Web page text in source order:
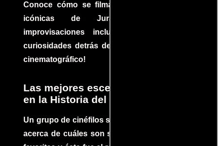
Conoce cómo se filmaron algunas escenas
icónicas de Jurassic Park, con
improvisaciones incluidas. ¡Descubre las
curiosidades detrás del rodaje de un clásico
cinematográfico!
Las mejores escenas de acción
en la Historia del cine
Un grupo de cinéfilos se juntaron para debatir
acerca de cuáles son sus escenas de acción